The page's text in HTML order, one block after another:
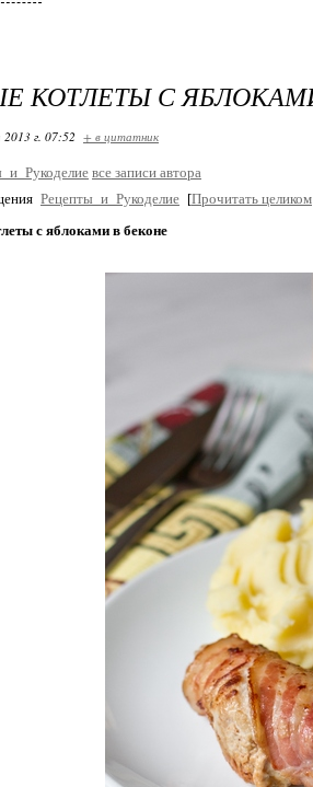
КОТЛЕТЫ С
г. 07:52 + в цитатник
все записи автора
Рецепты_и_Рукоделие [Прочитать целиком
с яблоками в беконе